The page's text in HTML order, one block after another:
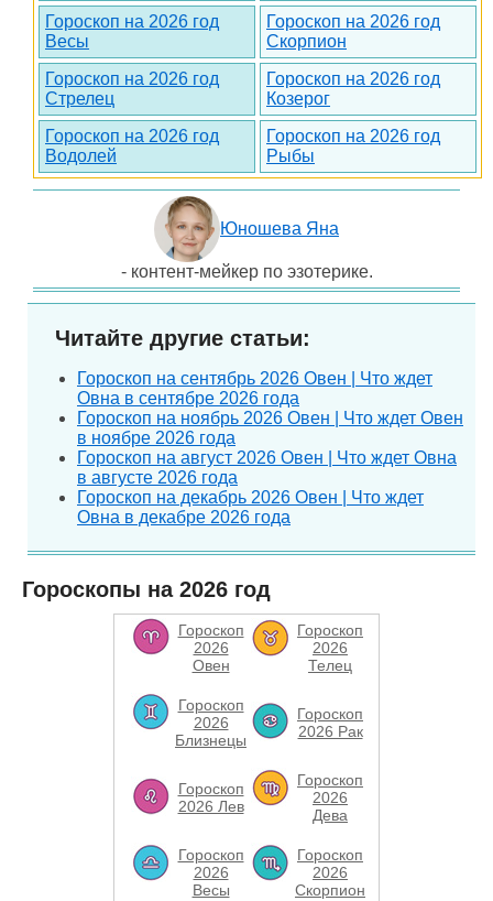
Гороскоп на 2026 год
Весы
Гороскоп на 2026 год
Скорпион
Гороскоп на 2026 год
Стрелец
Гороскоп на 2026 год
Козерог
Гороскоп на 2026 год
Водолей
Гороскоп на 2026 год
Рыбы
Юношева Яна
- контент-мейкер по эзотерике.
Читайте другие статьи:
Гороскоп на сентябрь 2026 Овен | Что ждет
Овна в сентябре 2026 года
Гороскоп на ноябрь 2026 Овен | Что ждет Овен
в ноябре 2026 года
Гороскоп на август 2026 Овен | Что ждет Овна
в августе 2026 года
Гороскоп на декабрь 2026 Овен | Что ждет
Овна в декабре 2026 года
Гороскопы на 2026 год
Гороскоп
2026
Овен
Гороскоп
2026
Телец
Гороскоп
2026
Близнецы
Гороскоп
2026 Рак
Гороскоп
2026 Лев
Гороскоп
2026
Дева
Гороскоп
2026
Весы
Гороскоп
2026
Скорпион